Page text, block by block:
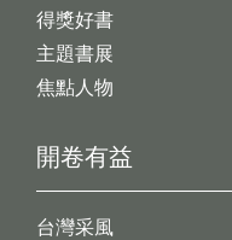
開卷有益
台灣采風
得獎好書
主題書展
焦點人物